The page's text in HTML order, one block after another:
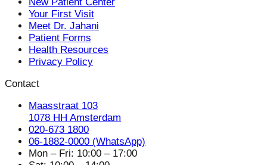
New Patient Center
Your First Visit
Meet Dr. Jahani
Patient Forms
Health Resources
Privacy Policy
Contact
Maasstraat 103
1078 HH Amsterdam
020-673 1800
06-1882-0000 (WhatsApp)
Mon – Fri: 10:00 – 17:00